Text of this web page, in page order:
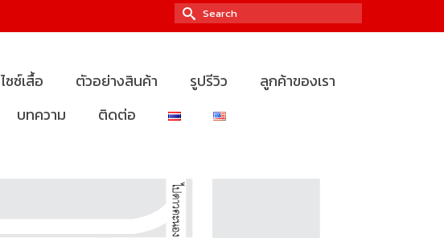
Search
for:
ไซซ์เสื้อ ตัวอย่างสินค้า รูปรีวิว
ลูกค้าของเรา
บทความ ติดต่อ